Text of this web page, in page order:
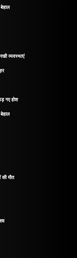
व्यवस्थाएं
गए होश
की मौत